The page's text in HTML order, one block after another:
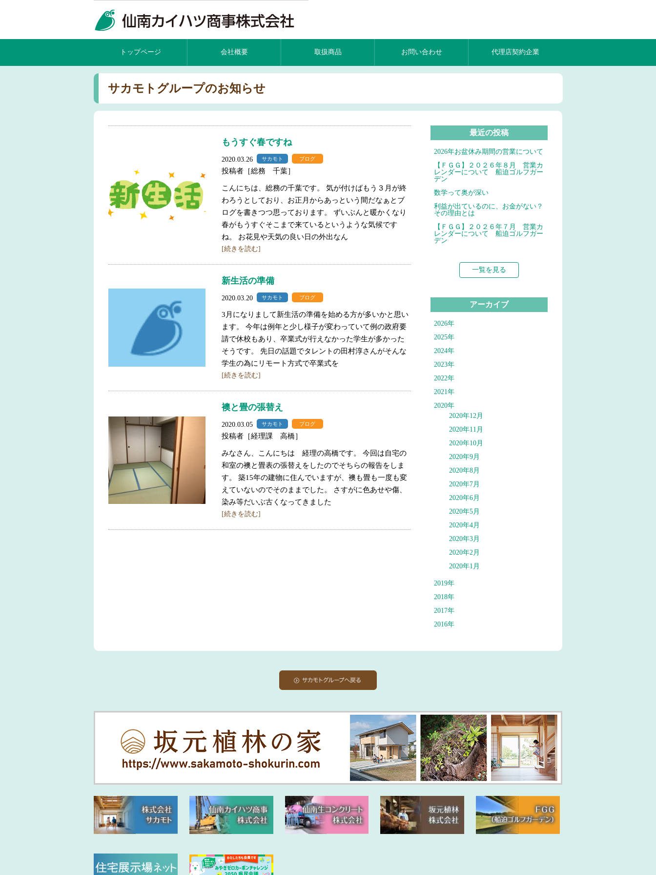
トップページ 会社概要 取扱商品 お問い合わせ 代理店契約企業
サカモトグループのお知らせ
もうすぐ春ですね
2020.03.26 サカモト ブログ
投稿者［総務 千葉］
こんにちは、総務の千葉です。 気が付けばもう３月が終
わろうとしており、お正月からあっという間だなぁとブ
ログを書きつつ思っております。 ずいぶんと暖かくなり
春がもうすぐそこまで来ているというような気候です
ね。 お花見や天気の良い日の外出なん
[続きを読む]
新生活の準備
2020.03.20 サカモト ブログ
3月になりまして新生活の準備を始める方が多いかと思い
ます。 今年は例年と少し様子が変わっていて例の政府要
請で休校もあり、卒業式が行えなかった学生が多かった
そうです。 先日の話題でタレントの田村淳さんがそんな
学生の為にリモート方式で卒業式を
[続きを読む]
襖と畳の張替え
2020.03.05 サカモト ブログ
投稿者［経理課 高橋］
みなさん、こんにちは 経理の高橋です。 今回は自宅の
和室の襖と畳表の張替えをしたのでそちらの報告をしま
す。 築15年の建物に住んでいますが、襖も畳も一度も変
えていないのでそのままでした。 さすがに色あせや傷、
染み等だいぶ古くなってきました
[続きを読む]
最近の投稿
2026年お盆休み期間の営業について
【ＦＧＧ】２０２６年８月 営業カ
レンダーについて 船迫ゴルフガー
デン
数学って奥が深い
利益が出ているのに、お金がない？
その理由とは
【ＦＧＧ】２０２６年７月 営業カ
レンダーについて 船迫ゴルフガー
デン
一覧を見る
アーカイブ
2026年
2025年
2024年
2023年
2022年
2021年
2020年
2020年12月
2020年11月
2020年10月
2020年9月
2020年8月
2020年7月
2020年6月
2020年5月
2020年4月
2020年3月
2020年2月
2020年1月
2019年
2018年
2017年
2016年